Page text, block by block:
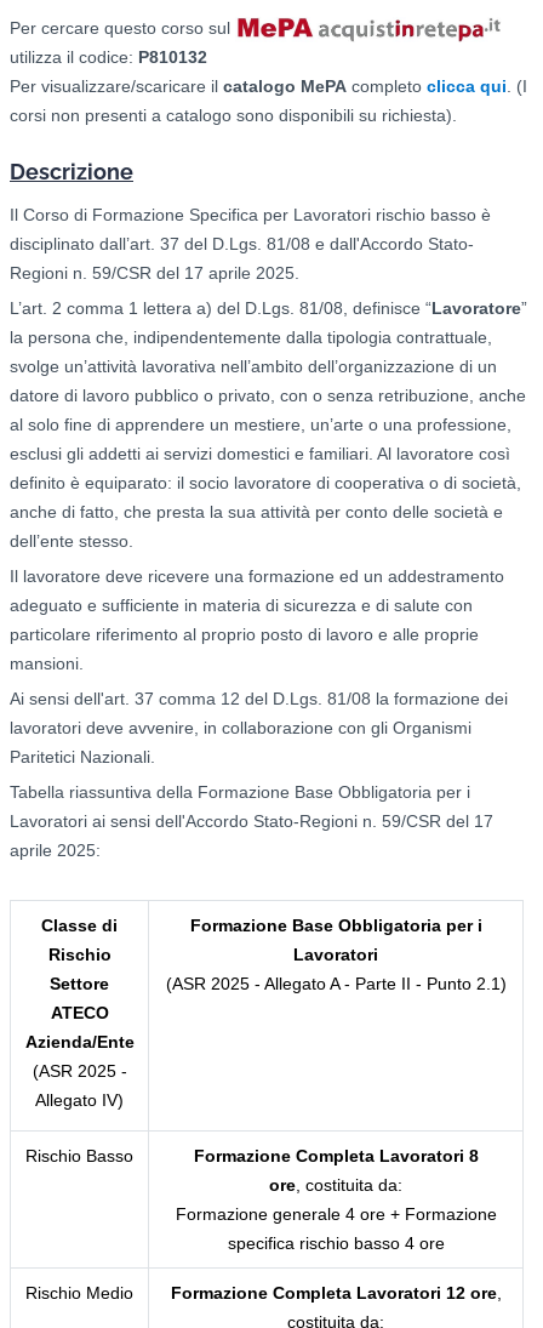
Per cercare questo corso sul
utilizza il codice: P810132
Per visualizzare/scaricare il catalogo MePA completo clicca qui. (I
corsi non presenti a catalogo sono disponibili su richiesta).
Descrizione
Il Corso di Formazione Specifica per Lavoratori rischio basso è
disciplinato dall’art. 37 del D.Lgs. 81/08 e dall'Accordo Stato-
Regioni n. 59/CSR del 17 aprile 2025.
L’art. 2 comma 1 lettera a) del D.Lgs. 81/08, definisce “Lavoratore”
la persona che, indipendentemente dalla tipologia contrattuale,
svolge un’attività lavorativa nell’ambito dell’organizzazione di un
datore di lavoro pubblico o privato, con o senza retribuzione, anche
al solo fine di apprendere un mestiere, un’arte o una professione,
esclusi gli addetti ai servizi domestici e familiari. Al lavoratore così
definito è equiparato: il socio lavoratore di cooperativa o di società,
anche di fatto, che presta la sua attività per conto delle società e
dell’ente stesso.
Il lavoratore deve ricevere una formazione ed un addestramento
adeguato e sufficiente in materia di sicurezza e di salute con
particolare riferimento al proprio posto di lavoro e alle proprie
mansioni.
Ai sensi dell'art. 37 comma 12 del D.Lgs. 81/08 la formazione dei
lavoratori deve avvenire, in collaborazione con gli Organismi
Paritetici Nazionali.
Tabella riassuntiva della Formazione Base Obbligatoria per i
Lavoratori ai sensi dell'Accordo Stato-Regioni n. 59/CSR del 17
aprile 2025:
Classe di
Rischio
Settore
ATECO
Azienda/Ente
(ASR 2025 -
Allegato IV)
Formazione Base Obbligatoria per i
Lavoratori
(ASR 2025 - Allegato A - Parte II - Punto 2.1)
Rischio Basso
Formazione Completa Lavoratori 8
ore, costituita da:
Formazione generale 4 ore + Formazione
specifica rischio basso 4 ore
Rischio Medio Formazione Completa Lavoratori 12 ore,
costituita da: